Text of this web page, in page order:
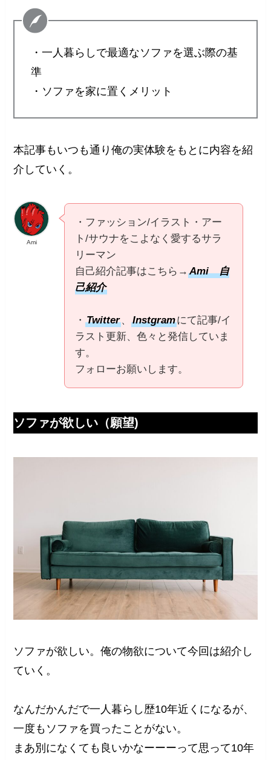
・一人暮らしで最適なソファを選ぶ際の基
準
・ソファを家に置くメリット
本記事もいつも通り俺の実体験をもとに内容を紹
介していく。
Ami
・ファッション/イラスト・アー
ト/サウナをこよなく愛するサラ
リーマン
自己紹介記事はこちら→Ami 自
己紹介
・Twitter、Instgramにて記事/イ
ラスト更新、色々と発信していま
す。
フォローお願いします。
ソファが欲しい（願望)
ソファが欲しい。俺の物欲について今回は紹介し
ていく。
なんだかんだで一人暮らし歴10年近くになるが、
一度もソファを買ったことがない。
まあ別になくても良いかなーーーって思って10年